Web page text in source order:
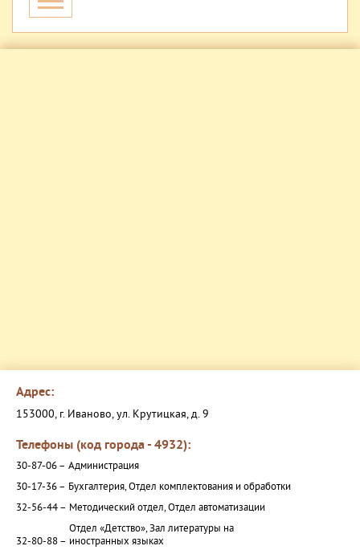
Адрес:
153000, г. Иваново, ул. Крутицкая, д. 9
Телефоны (код города - 4932):
30-87-06 – Администрация
30-17-36 – Бухгалтерия, Отдел комплектования и обработки
32-56-44 – Методический отдел, Отдел автоматизации
32-80-88 –
Отдел «Детство», Зал литературы на
иностранных языках